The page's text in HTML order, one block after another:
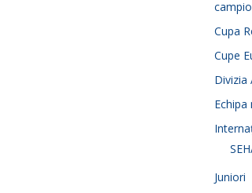
Cupa
Cupe
Divizia
Echipa
Juniori